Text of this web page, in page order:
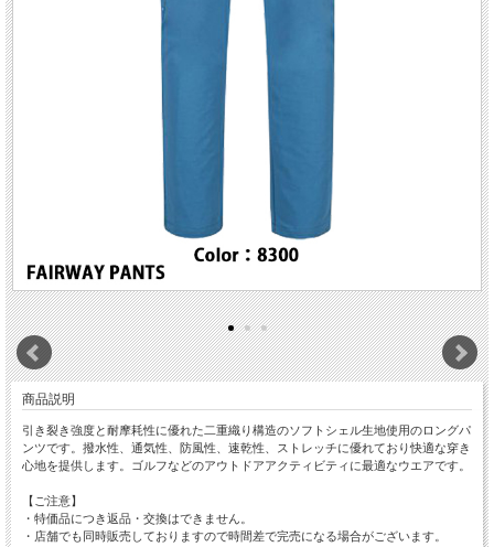
商品説明
引き裂き強度と耐摩耗性に優れた二重織り構造のソフトシェル生地使用のロングパ
ンツです。撥水性、通気性、防風性、速乾性、ストレッチに優れており快適な穿き
心地を提供します。ゴルフなどのアウトドアアクティビティに最適なウエアです。
【ご注意】
・特価品につき返品・交換はできません。
・店舗でも同時販売しておりますので時間差で完売になる場合がございます。